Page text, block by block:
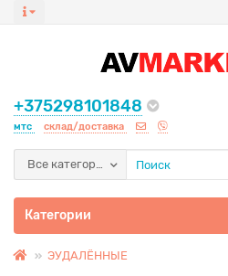
+375298101848
мтс склад/доставка
Все категории
Категории
ЭУДАЛЁННЫЕ